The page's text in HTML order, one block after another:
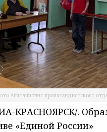
Агитационно-пропагандистского
КРАСНОЯРСК/.
«Единой России»